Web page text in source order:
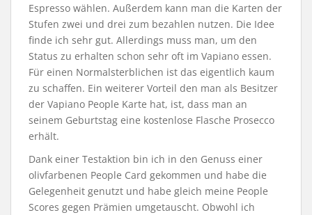
Espresso wählen. Außerdem kann man die Karten der
Stufen zwei und drei zum bezahlen nutzen. Die Idee
finde ich sehr gut. Allerdings muss man, um den
Status zu erhalten schon sehr oft im Vapiano essen.
Für einen Normalsterblichen ist das eigentlich kaum
zu schaffen. Ein weiterer Vorteil den man als Besitzer
der Vapiano People Karte hat, ist, dass man an
seinem Geburtstag eine kostenlose Flasche Prosecco
erhält.
Dank einer Testaktion bin ich in den Genuss einer
olivfarbenen People Card gekommen und habe die
Gelegenheit genutzt und habe gleich meine People
Scores gegen Prämien umgetauscht. Obwohl ich